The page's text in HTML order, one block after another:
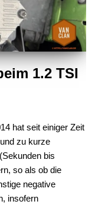
1.2 TSI
hat seit einiger Zeit
zu kurze
bis
so als ob die
negative
insofern